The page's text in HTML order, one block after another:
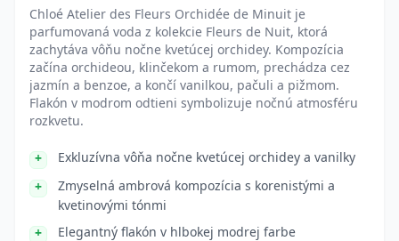
Chloé Atelier des Fleurs Orchidée de Minuit je
parfumovaná voda z kolekcie Fleurs de Nuit, ktorá
zachytáva vôňu nočne kvetúcej orchidey. Kompozícia
začína orchideou, klinčekom a rumom, prechádza cez
jazmín a benzoe, a končí vanilkou, pačuli a pižmom.
Flakón v modrom odtieni symbolizuje nočnú atmosféru
rozkvetu.
Exkluzívna vôňa nočne kvetúcej orchidey a vanilky
Zmyselná ambrová kompozícia s korenistými a
kvetinovými tónmi
Elegantný flakón v hlbokej modrej farbe